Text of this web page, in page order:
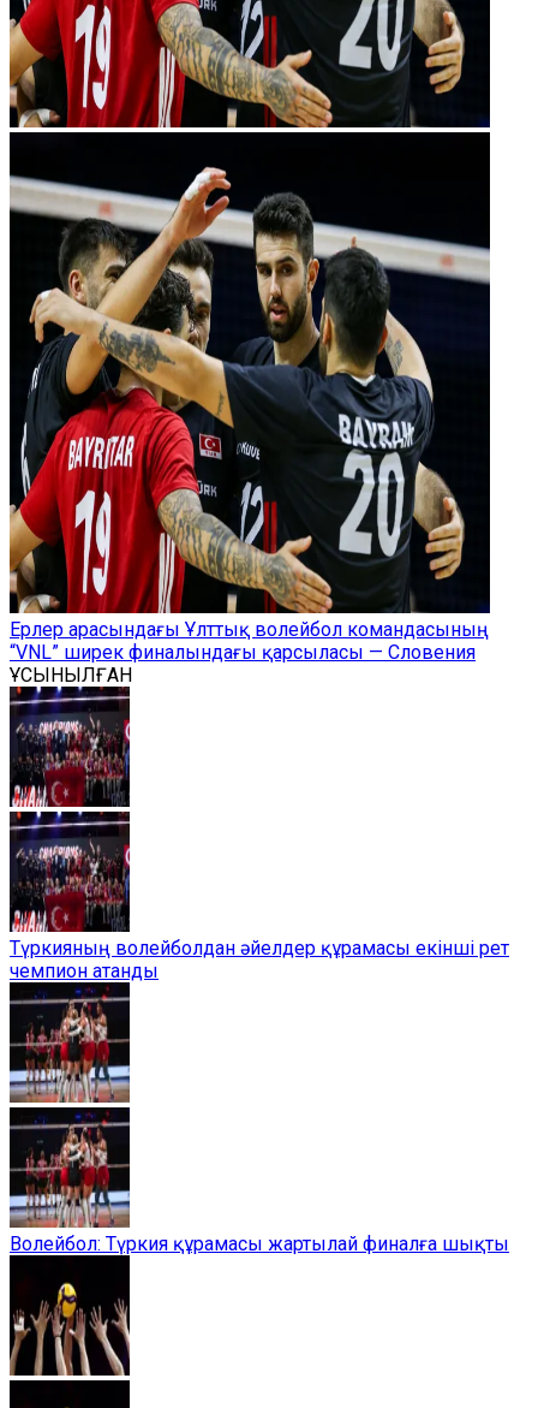
Ерлер арасындағы Ұлттық волейбол командасының
“VNL” ширек финалындағы қарсыласы — Словения
ҰСЫНЫЛҒАН
Түркияның волейболдан әйелдер құрамасы екінші рет
чемпион атанды
Волейбол: Түркия құрамасы жартылай финалға шықты